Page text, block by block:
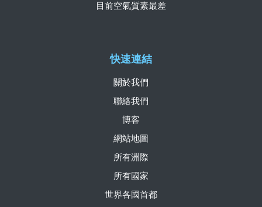
快速連結
關於我們
聯絡我們
博客
網站地圖
所有洲際
所有國家
世界各國首都
目前空氣質素最差